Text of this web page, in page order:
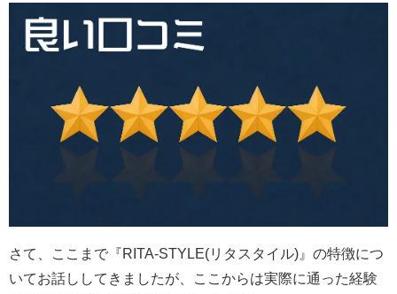
さて、ここまで『RITA-STYLE(リタスタイル)』の特徴につ
いてお話ししてきましたが、ここからは実際に通った経験